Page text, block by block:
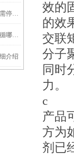
锅炉液体除焦剂使用便捷，无需停炉即可在线投加
换热器片清洗剂使用时，应遵循哪些步骤？
介绍
效的
的效
交联
分子
同时
力。
c
产品
方为
剂已